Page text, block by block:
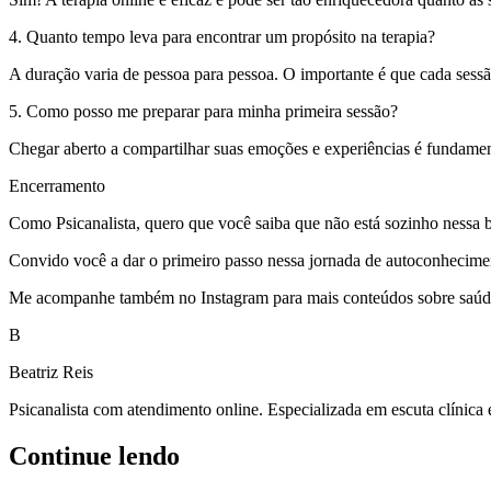
4. Quanto tempo leva para encontrar um propósito na terapia?
A duração varia de pessoa para pessoa. O importante é que cada
5. Como posso me preparar para minha primeira sessão?
Chegar aberto a compartilhar suas emoções e experiências é
Encerramento
Como Psicanalista, quero que você saiba que não está sozinho
Convido você a dar o primeiro passo nessa jornada de
Me acompanhe também no Instagram para mais conteúdos sobre
B
Beatriz Reis
Psicanalista com atendimento online. Especializada em escuta
Continue lendo